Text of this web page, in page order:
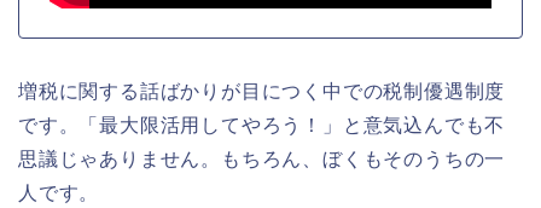
増税に関する話ばかりが目につく中での税制優遇制度
です。「最大限活用してやろう！」と意気込んでも不
思議じゃありません。もちろん、ぼくもそのうちの一
人です。